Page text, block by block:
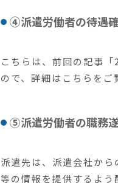
④派遣労働者の待遇
こちらは、前回の記事「
ので、詳細はこちらをご
⑤派遣労働者の職務
派遣先は、派遣会社か
等の情報を提供するよう